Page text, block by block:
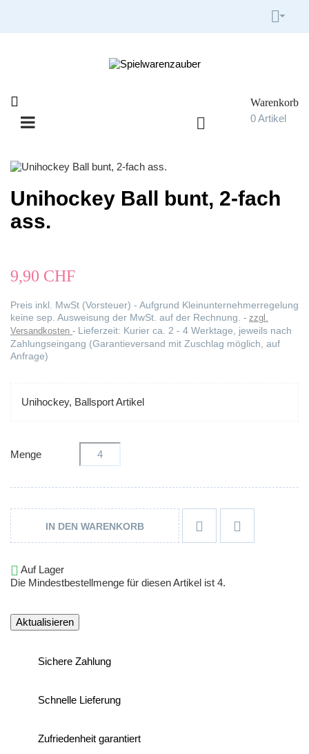

Warenkorb
0Artikel


Navigation
Unihockey Ball bunt, 2-fach
ass.
9,90 CHF
Preis inkl. MwSt (Vorsteuer) - Aufgrund Kleinunternehmerregelung
keine sep. Ausweisung der MwSt. auf der Rechnung.
zzgl.
Versandkosten
Lieferzeit: Kurier ca. 2 - 4 Werktage, jeweils nach
Zahlungseingang (Garantieversand mit Zuschlag möglich, auf
Anfrage)
Unihockey, Ballsport Artikel
Menge
IN DEN WARENKORB  
 Auf Lager
Die Mindestbestellmenge für diesen Artikel ist 4.
Sichere Zahlung
Schnelle Lieferung
Zufriedenheit garantiert